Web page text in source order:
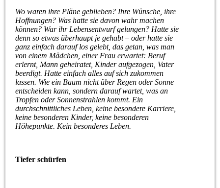
Wo waren ihre Pläne geblieben? Ihre Wünsche, ihre
Hoffnungen? Was hatte sie davon wahr machen
können? War ihr Lebensentwurf gelungen? Hatte sie
denn so etwas überhaupt je gehabt – oder hatte sie
ganz einfach darauf los gelebt, das getan, was man
von einem Mädchen, einer Frau erwartet: Beruf
erlernt, Mann geheiratet, Kinder aufgezogen, Vater
beerdigt. Hatte einfach alles auf sich zukommen
lassen. Wie ein Baum nicht über Regen oder Sonne
entscheiden kann, sondern darauf wartet, was an
Tropfen oder Sonnenstrahlen kommt. Ein
durchschnittliches Leben, keine besondere Karriere,
keine besonderen Kinder, keine besonderen
Höhepunkte. Kein besonderes Leben.
Tiefer schürfen